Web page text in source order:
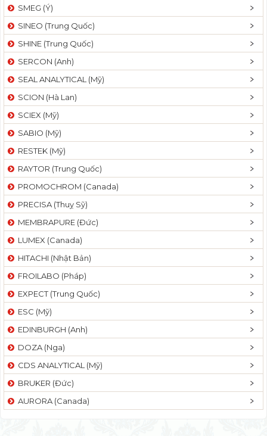
SMEG (Ý)
SINEO (Trung Quốc)
SHINE (Trung Quốc)
SERCON (Anh)
SEAL ANALYTICAL (Mỹ)
SCION (Hà Lan)
SCIEX (Mỹ)
SABIO (Mỹ)
RESTEK (Mỹ)
RAYTOR (Trung Quốc)
PROMOCHROM (Canada)
PRECISA (Thuỵ Sỹ)
MEMBRAPURE (Đức)
LUMEX (Canada)
HITACHI (Nhật Bản)
FROILABO (Pháp)
EXPECT (Trung Quốc)
ESC (Mỹ)
EDINBURGH (Anh)
DOZA (Nga)
CDS ANALYTICAL (Mỹ)
BRUKER (Đức)
AURORA (Canada)